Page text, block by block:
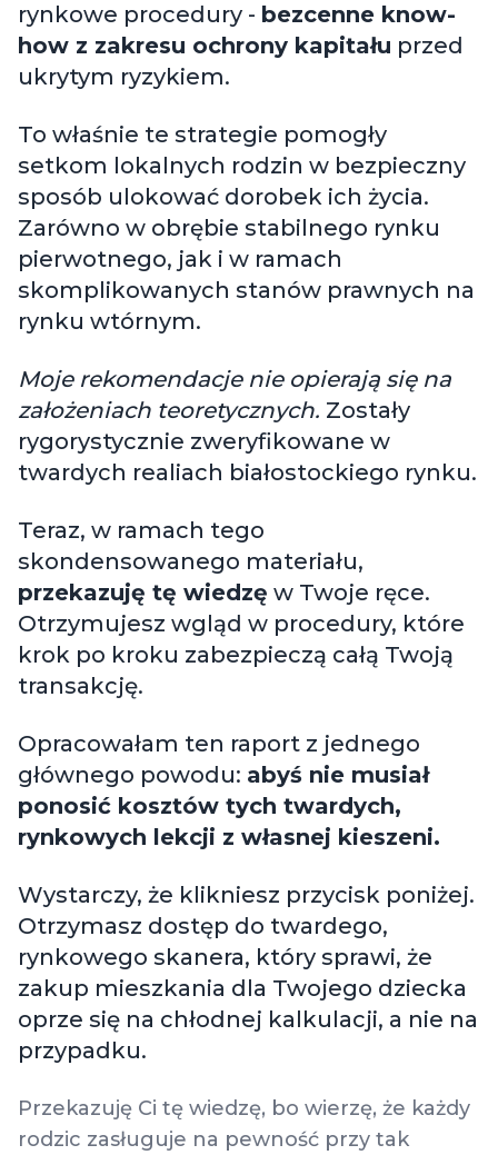
rynkowe procedury - bezcenne know-
how z zakresu ochrony kapitału przed
ukrytym ryzykiem.
To właśnie te strategie pomogły
setkom lokalnych rodzin w bezpieczny
sposób ulokować dorobek ich życia.
Zarówno w obrębie stabilnego rynku
pierwotnego, jak i w ramach
skomplikowanych stanów prawnych na
rynku wtórnym.
Moje rekomendacje nie opierają się na
założeniach teoretycznych. Zostały
rygorystycznie zweryfikowane w
twardych realiach białostockiego rynku.
Teraz, w ramach tego
skondensowanego materiału,
przekazuję tę wiedzę w Twoje ręce.
Otrzymujesz wgląd w procedury, które
krok po kroku zabezpieczą całą Twoją
transakcję.
Opracowałam ten raport z jednego
głównego powodu: abyś nie musiał
ponosić kosztów tych twardych,
rynkowych lekcji z własnej kieszeni.
Wystarczy, że klikniesz przycisk poniżej.
Otrzymasz dostęp do twardego,
rynkowego skanera, który sprawi, że
zakup mieszkania dla Twojego dziecka
oprze się na chłodnej kalkulacji, a nie na
przypadku.
Przekazuję Ci tę wiedzę, bo wierzę, że każdy
rodzic zasługuje na pewność przy tak